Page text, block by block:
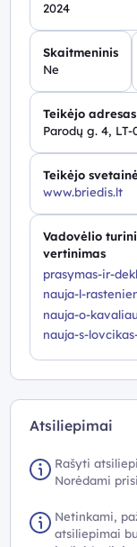
2024
Skaitmeninis
Ne
Teikėjo adresas
Parodų g. 4, LT-
Teikėjo
www.briedis.lt
Vadovėlio
vertinimas
prasymas-ir-
nauja-l-
nauja-o-
nauja-s-
Atsiliepimai
Rašyti
Norėdami
Netinkami,
atsiliepimai